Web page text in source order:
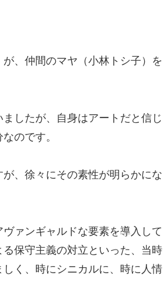
、仲間のマヤ（小林トシ子）を
したが、自身はアートだと信じ
のです。
、徐々にその素性が明らかにな
ァンギャルドな要素を導入して
保守主義の対立といった、当時
く、時にシニカルに、時に人情